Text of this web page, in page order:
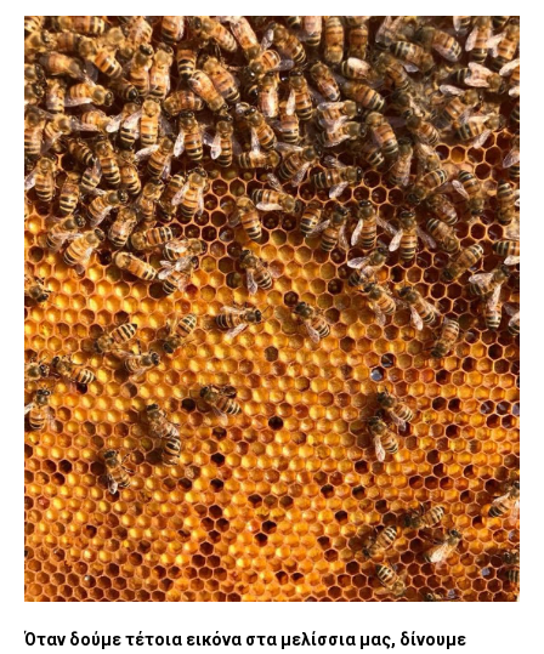
Όταν δούμε τέτοια εικόνα στα μελίσσια μας, δίνουμε